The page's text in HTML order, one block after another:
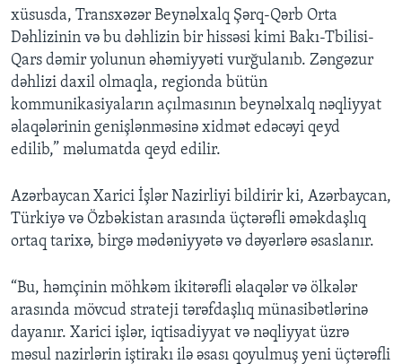
xüsusda, Transxəzər Beynəlxalq Şərq-Qərb Orta
Dəhlizinin və bu dəhlizin bir hissəsi kimi Bakı-Tbilisi-
Qars dəmir yolunun əhəmiyyəti vurğulanıb. Zəngəzur
dəhlizi daxil olmaqla, regionda bütün
kommunikasiyaların açılmasının beynəlxalq nəqliyyat
əlaqələrinin genişlənməsinə xidmət edəcəyi qeyd
edilib,” məlumatda qeyd edilir.
Azərbaycan Xarici İşlər Nazirliyi bildirir ki, Azərbaycan,
Türkiyə və Özbəkistan arasında üçtərəfli əməkdaşlıq
ortaq tarixə, birgə mədəniyyətə və dəyərlərə əsaslanır.
“Bu, həmçinin möhkəm ikitərəfli əlaqələr və ölkələr
arasında mövcud strateji tərəfdaşlıq münasibətlərinə
dayanır. Xarici işlər, iqtisadiyyat və nəqliyyat üzrə
məsul nazirlərin iştirakı ilə əsası qoyulmuş yeni üçtərəfli